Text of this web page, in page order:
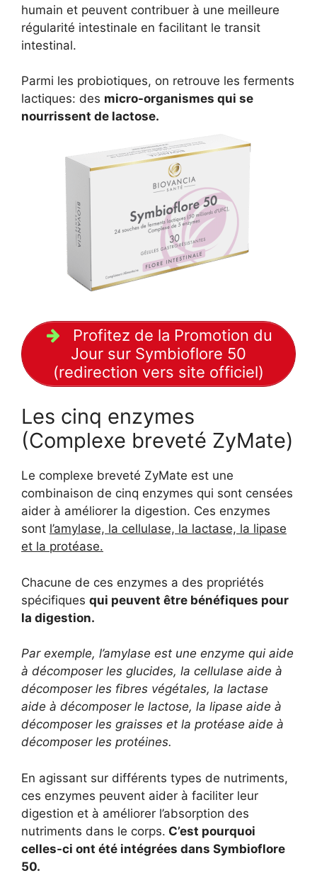
humain et peuvent contribuer à une meilleure
régularité intestinale en facilitant le transit
intestinal.
Parmi les probiotiques, on retrouve les ferments
lactiques: des micro-organismes qui se
nourrissent de lactose.
Profitez de la Promotion du
Jour sur Symbioflore 50
(redirection vers site officiel)
Les cinq enzymes
(Complexe breveté ZyMate)
Le complexe breveté ZyMate est une
combinaison de cinq enzymes qui sont censées
aider à améliorer la digestion. Ces enzymes
sont l’amylase, la cellulase, la lactase, la lipase
et la protéase.
Chacune de ces enzymes a des propriétés
spécifiques qui peuvent être bénéfiques pour
la digestion.
Par exemple, l’amylase est une enzyme qui aide
à décomposer les glucides, la cellulase aide à
décomposer les fibres végétales, la lactase
aide à décomposer le lactose, la lipase aide à
décomposer les graisses et la protéase aide à
décomposer les protéines.
En agissant sur différents types de nutriments,
ces enzymes peuvent aider à faciliter leur
digestion et à améliorer l’absorption des
nutriments dans le corps. C’est pourquoi
celles-ci ont été intégrées dans Symbioflore
50.